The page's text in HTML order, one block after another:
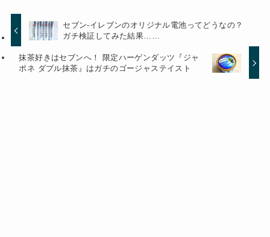
セブン-イレブンのオリジナル電池ってどうなの？
ガチ検証してみた結果……
抹茶好きはセブンへ！ 限定ハーゲンダッツ『ジャ
ポネ ダブル抹茶』はガチのゴージャステイスト